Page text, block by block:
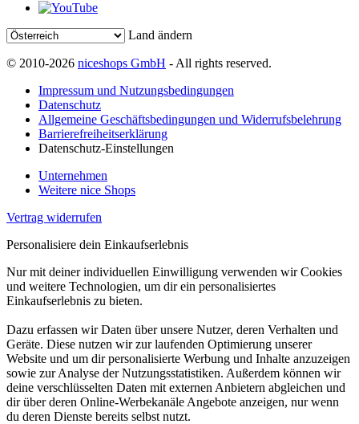
Land ändern
© 2010-2026 niceshops GmbH - All rights reserved.
Impressum und Nutzungsbedingungen
Datenschutz
Allgemeine Geschäftsbedingungen und Widerrufsbelehrung
Barrierefreiheitserklärung
Datenschutz-Einstellungen
Unternehmen
Weitere nice Shops
Vertrag widerrufen
Personalisiere dein Einkaufserlebnis
Nur mit deiner individuellen Einwilligung verwenden wir Cookies
und weitere Technologien, um dir ein personalisiertes
Einkaufserlebnis zu bieten.
Dazu erfassen wir Daten über unsere Nutzer, deren Verhalten und
Geräte. Diese nutzen wir zur laufenden Optimierung unserer
Website und um dir personalisierte Werbung und Inhalte anzuzeigen
sowie zur Analyse der Nutzungsstatistiken. Außerdem können wir
deine verschlüsselten Daten mit externen Anbietern abgleichen und
dir über deren Online-Werbekanäle Angebote anzeigen, nur wenn
du deren Dienste bereits selbst nutzt.